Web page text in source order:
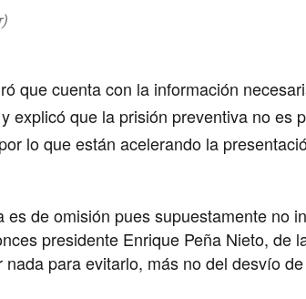
que cuenta con la información
explicó que la prisión preventiva no es
lo que están acelerando la
de omisión pues supuestamente no
presidente Enrique Peña Nieto, de
para evitarlo, más no del desvío